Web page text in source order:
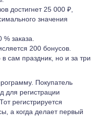
достигнет 25 000 ₽,
значения
заказа.
200 бонусов.
сам праздник, но и за три
Покупатель
для регистрации
регистрируется
а когда делает первый